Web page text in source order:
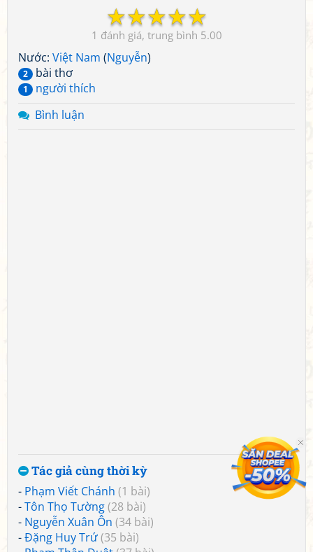
☆
☆
☆
☆
☆
1 5.00
Nước: Việt Nam (Nguyễn)
2 bài thơ
1
người thích
Bình luận
Tác giả cùng thời kỳ
- Phạm Viết Chánh (1 bài)
-Tôn Thọ Tường(28 bài)
- Nguyễn Xuân Ôn (34 bài)
-Đặng Huy Trứ(35 bài)